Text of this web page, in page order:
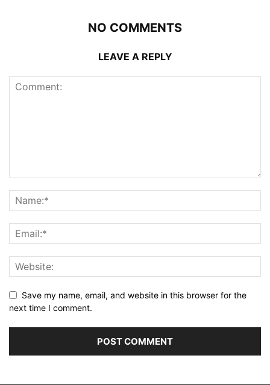
NO COMMENTS
LEAVE A REPLY
Save my name, email, and website in this browser for the
next time I comment.